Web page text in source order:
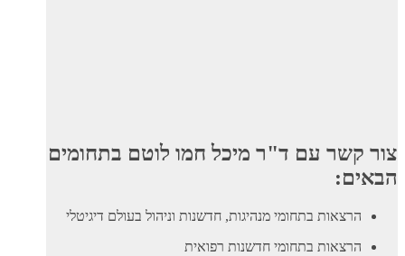
צור קשר עם ד"ר מיכל חמו לוטם בתחומים
הבאים:
הרצאות בתחומי מנהיגות, חדשנות וניהול בעולם דיגיטלי
הרצאות בתחומי חדשנות רפואית